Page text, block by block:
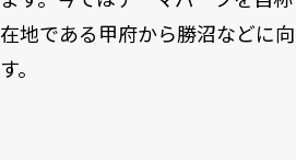
在地である甲府から勝沼などに
す。